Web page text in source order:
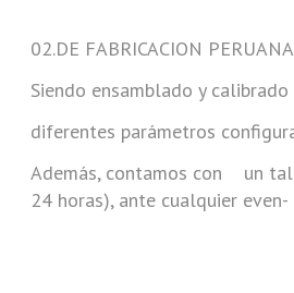
02.DE FABRICACION PERUANA
Siendo ensamblado y
diferentes parámetros
Además, contamos con un
24 horas), ante cualquier